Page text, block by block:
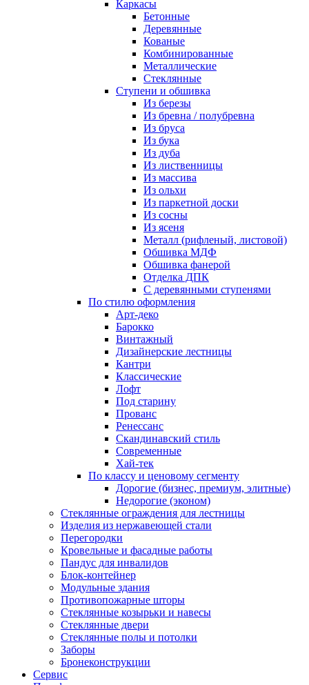
Каркасы
Бетонные
Деревянные
Кованые
Комбинированные
Металлические
Стеклянные
Ступени и обшивка
Из березы
Из бревна / полубревна
Из бруса
Из бука
Из дуба
Из лиственницы
Из массива
Из ольхи
Из паркетной доски
Из сосны
Из ясеня
Металл (рифленый, листовой)
Обшивка МДФ
Обшивка фанерой
Отделка ДПК
С деревянными ступенями
По стилю оформления
Арт-деко
Барокко
Винтажный
Дизайнерские лестницы
Кантри
Классические
Лофт
Под старину
Прованс
Ренессанс
Скандинавский стиль
Современные
Хай-тек
По классу и ценовому сегменту
Дорогие (бизнес, премиум, элитные)
Недорогие (эконом)
Стеклянные ограждения для лестницы
Изделия из нержавеющей стали
Перегородки
Кровельные и фасадные работы
Пандус для инвалидов
Блок-контейнер
Модульные здания
Противопожарные шторы
Стеклянные козырьки и навесы
Стеклянные двери
Стеклянные полы и потолки
Заборы
Бронеконструкции
Сервис